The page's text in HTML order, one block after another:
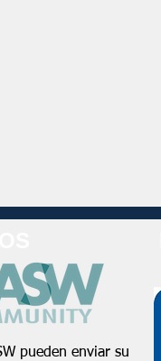
pueden enviar su